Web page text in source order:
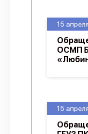
15
15
ОСМП